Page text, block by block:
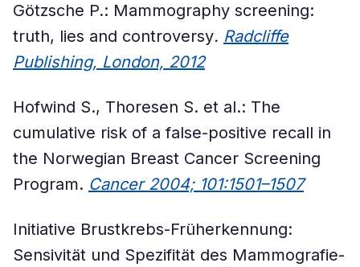
Götzsche P.: Mammography screening:
truth, lies and controversy. Radcliffe
Publishing, London, 2012
Hofwind S., Thoresen S. et al.: The
cumulative risk of a false-positive recall in
the Norwegian Breast Cancer Screening
Program. Cancer 2004; 101:1501–1507
Initiative Brustkrebs-Früherkennung:
Sensivität und Spezifität des Mammografie-